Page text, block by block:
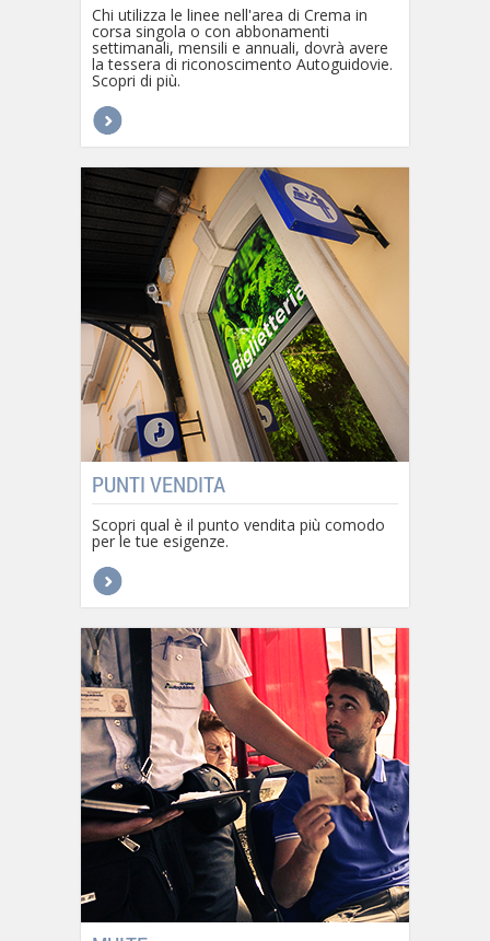
Chi utilizza le linee nell'area di Crema in
corsa singola o con abbonamenti
settimanali, mensili e annuali, dovrà avere
la tessera di riconoscimento Autoguidovie.
Scopri di più.
PUNTI VENDITA
Scopri qual è il punto vendita più comodo
per le tue esigenze.